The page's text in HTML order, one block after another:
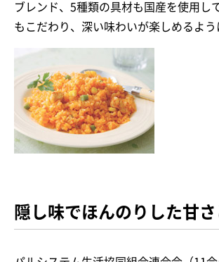
ブレンド、5種類の具材も国産を使用し
もこだわり、深い味わいが楽しめるよう
隠し味でほんのりした甘さ